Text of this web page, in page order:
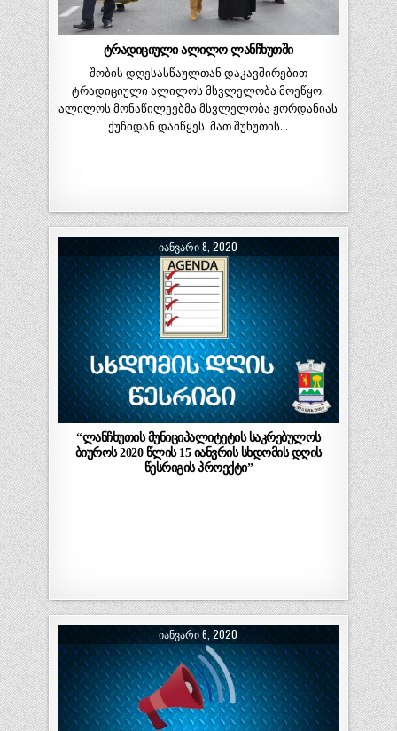
ტრადიციული ალილო ლანჩხუთში
შობის დღესასწაულთან დაკავშირებით
ტრადიციული ალილოს მსვლელობა მოეწყო.
ალილოს მონაწილეებმა მსვლელობა ჟორდანიას
ქუჩიდან დაიწყეს. მათ შუხუთის…
ᲘᲐᲜᲕᲐᲠᲘ 8, 2020
“ლანჩხუთის მუნიციპალიტეტის საკრებულოს
ბიუროს 2020 წლის 15 იანვრის სხდომის დღის
წესრიგის პროექტი”
ᲘᲐᲜᲕᲐᲠᲘ 6, 2020